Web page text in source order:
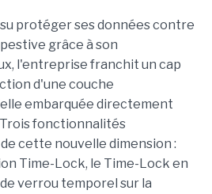
protéger ses données contre
grâce à son
l'entreprise franchit un cap
d'une couche
embarquée directement
fonctionnalités
cette nouvelle dimension :
Time-Lock, le Time-Lock en
verrou temporel sur la